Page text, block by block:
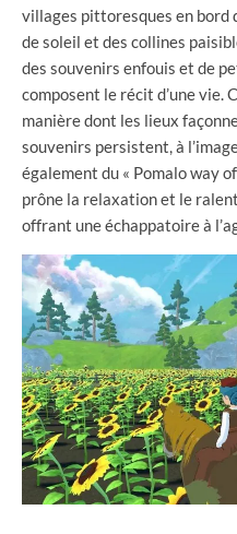
villages pittoresques en bord
de soleil et des collines
des souvenirs enfouis et de
composent le récit d’une vie.
manière dont les lieux
souvenirs persistent, à
également du « Pomalo way
prône la relaxation et le
offrant une échappatoire à